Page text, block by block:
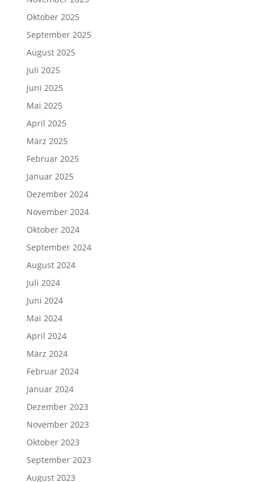
Oktober 2025
September 2025
August 2025
Juli 2025
Juni 2025
Mai 2025
April 2025
März 2025
Februar 2025
Januar 2025
Dezember 2024
November 2024
Oktober 2024
September 2024
August 2024
Juli 2024
Juni 2024
Mai 2024
April 2024
März 2024
Februar 2024
Januar 2024
Dezember 2023
November 2023
Oktober 2023
September 2023
August 2023